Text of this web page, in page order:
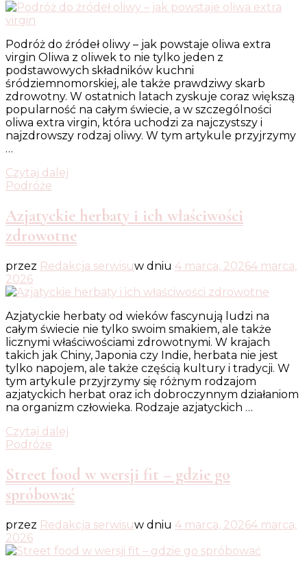
Podróż do źródeł oliwy – jak powstaje oliwa extra
virgin Oliwa z oliwek to nie tylko jeden z
podstawowych składników kuchni
śródziemnomorskiej, ale także prawdziwy skarb
zdrowotny. W ostatnich latach zyskuje coraz większą
popularność na całym świecie, a w szczególności
oliwa extra virgin, która uchodzi za najczystszy i
najzdrowszy rodzaj oliwy. W tym artykule przyjrzymy
…
Czytaj dalej
Podróże
Azjatyckie herbaty i ich właściwości
zdrowotne
przez Redakcja serwisuw dniu 4 marca, 20264 marca,
2026
Azjatyckie herbaty od wieków fascynują ludzi na
całym świecie nie tylko swoim smakiem, ale także
licznymi właściwościami zdrowotnymi. W krajach
takich jak Chiny, Japonia czy Indie, herbata nie jest
tylko napojem, ale także częścią kultury i tradycji. W
tym artykule przyjrzymy się różnym rodzajom
azjatyckich herbat oraz ich dobroczynnym działaniom
na organizm człowieka. Rodzaje azjatyckich …
Czytaj dalej
Podróże
Street food w wersji fit – gdzie go
spróbować
przez Redakcja serwisuw dniu 4 marca, 20264 marca,
2026